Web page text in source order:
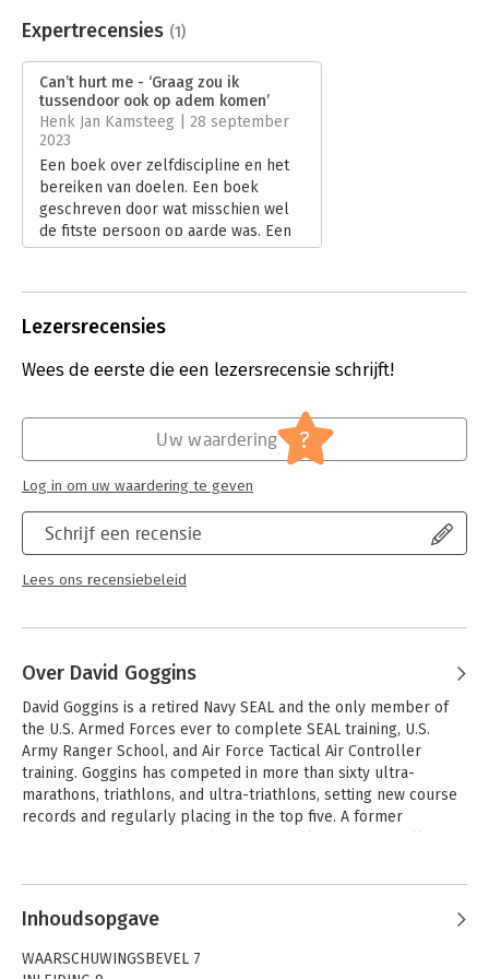
Bestandsformaat:
epub
Uitgever:
Kosmos Uitgevers
Druk:
1
Verschijningsdatum:
4-7-2023
Hoofdrubriek: Psychologie
Expertrecensies (1)
Can’t hurt me - ‘Graag zou ik
tussendoor ook op adem komen’
Henk Jan Kamsteeg | 28 september
2023
Een boek over zelfdiscipline en het
bereiken van doelen. Een boek
geschreven door wat misschien wel
de fitste persoon op aarde was. Een
boek daarom ik waarbij ik van alleen
me’ van David Goggins leest als een
trein. Maar gaat me net iets te snel.
Lezersrecensies
Wees de eerste die een lezersrecensie schrijft!
Schrijf een recensie
Lees ons recensiebeleid
Uw waardering ?
Log in om uw waardering te geven
Over David Goggins
David Goggins is a retired Navy SEAL and the only member of
the U.S. Armed Forces ever to complete SEAL training, U.S.
Army Ranger School, and Air Force Tactical Air Controller
training. Goggins has competed in more than sixty ultra-
marathons, triathlons, and ultra-triathlons, setting new course
records and regularly placing in the top five. A former
who’s shared his story with the staffs of Fortune 500
thousands of students across the country.
Andere boeken door David Goggins
Inhoudsopgave
WAARSCHUWINGSBEVEL 7